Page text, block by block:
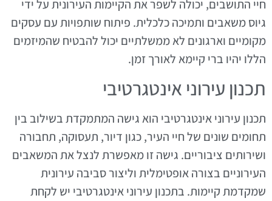
חיי התושבים, יכולה לשפר את הקיימות העירונית על ידי
גיוס משאבים ותמיכה כלכלית. פיתוח שותפויות עם עסקים
מקומיים וארגונים לא ממשלתיים יכול להבטיח שהמיזמים
הללו יהיו ברי קיימא לאורך זמן.
תכנון עירוני אינטגרטיבי
תכנון עירוני אינטגרטיבי הוא גישה המתמקדת בשילוב בין
תחומים שונים של חיי העיר, כגון דיור, תעסוקה, תחבורה
ושירותים ציבוריים. גישה זו מאפשרת לנצל את המשאבים
העירוניים בצורה אופטימלית וליצור סביבה עירונית
שמקדמת קיימות. בתכנון עירוני אינטגרטיבי יש לקחת